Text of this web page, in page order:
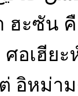
ฮะซัน
ศอเฮีย
อิหม่า